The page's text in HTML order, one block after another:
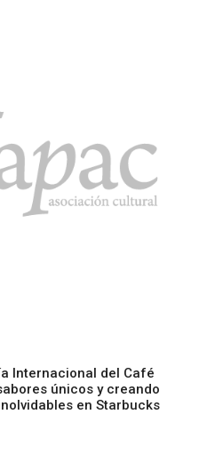
Internacional del Café
únicos y creando
en Starbucks